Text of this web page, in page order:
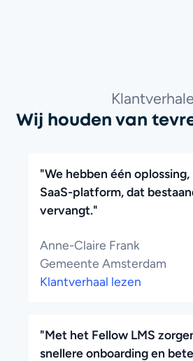
Wij houden van
"We hebben één
SaaS-platform, dat
vervangt."
Anne-Claire Frank
Gemeente Amsterdam
Klantverhaal lezen
"Met het Fellow LMS
snellere onboarding en